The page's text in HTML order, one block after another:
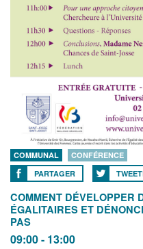
COMMUNAL
CONFÉRENCE
PARTAGER
COMMENT DÉVELOPPER
ÉGALITAIRES ET
PAS
09:00 - 13:00